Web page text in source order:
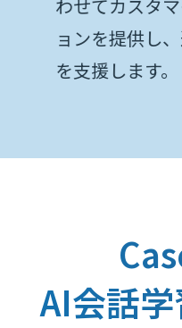
リューシ
立ち上げ
AI会話